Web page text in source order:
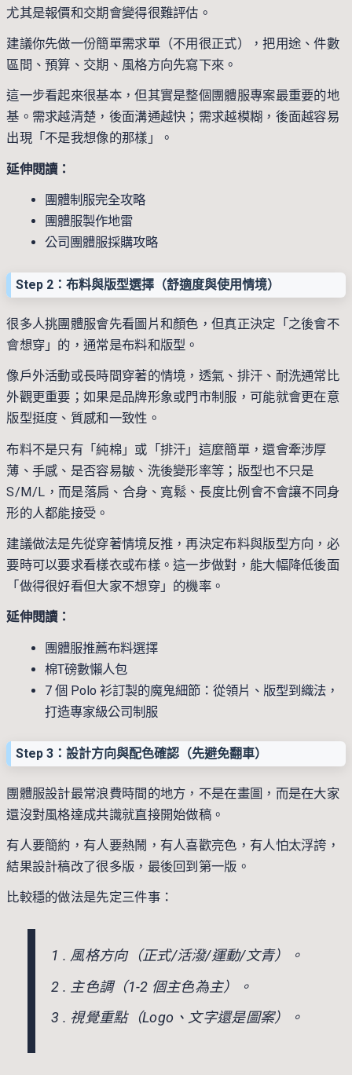
尤其是報價和交期會變得很難評估。
建議你先做一份簡單需求單（不用很正式），把用途、件數
區間、預算、交期、風格方向先寫下來。
這一步看起來很基本，但其實是整個團體服專案最重要的地
基。需求越清楚，後面溝通越快；需求越模糊，後面越容易
出現「不是我想像的那樣」。
延伸閱讀：
團體制服完全攻略
團體服製作地雷
公司團體服採購攻略
Step 2：布料與版型選擇（舒適度與使用情境）
很多人挑團體服會先看圖片和顏色，但真正決定「之後會不
會想穿」的，通常是布料和版型。
像戶外活動或長時間穿著的情境，透氣、排汗、耐洗通常比
外觀更重要；如果是品牌形象或門市制服，可能就會更在意
版型挺度、質感和一致性。
布料不是只有「純棉」或「排汗」這麼簡單，還會牽涉厚
薄、手感、是否容易皺、洗後變形率等；版型也不只是
S/M/L，而是落肩、合身、寬鬆、長度比例會不會讓不同身
形的人都能接受。
建議做法是先從穿著情境反推，再決定布料與版型方向，必
要時可以要求看樣衣或布樣。這一步做對，能大幅降低後面
「做得很好看但大家不想穿」的機率。
延伸閱讀：
團體服推薦布料選擇
棉T磅數懶人包
7 個 Polo 衫訂製的魔鬼細節：從領片、版型到織法，
打造專家級公司制服
Step 3：設計方向與配色確認（先避免翻車）
團體服設計最常浪費時間的地方，不是在畫圖，而是在大家
還沒對風格達成共識就直接開始做稿。
有人要簡約，有人要熱鬧，有人喜歡亮色，有人怕太浮誇，
結果設計稿改了很多版，最後回到第一版。
比較穩的做法是先定三件事：
1 . 風格方向（正式/活潑/運動/文青）。
2 . 主色調（1-2 個主色為主）。
3 . 視覺重點（Logo、文字還是圖案）。